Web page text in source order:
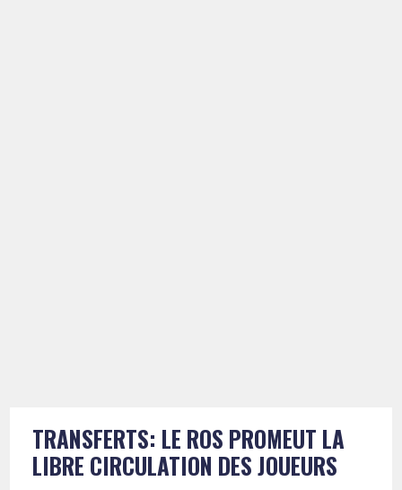
TRANSFERTS: LE ROS PROMEUT LA
LIBRE CIRCULATION DES JOUEURS